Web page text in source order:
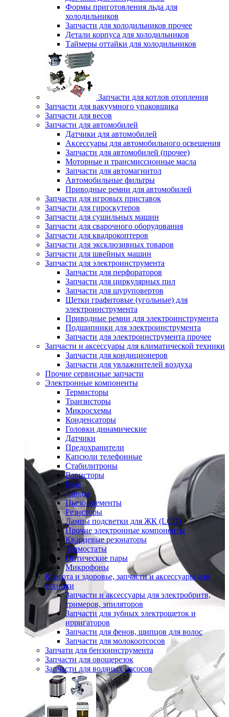
Формы приготовления льда для
холодильников
Запчасти для холодильников прочее
Детали корпуса для холодильников
Таймеры оттайки для холодильников
Запчасти для котлов отопления
Запчасти для вакуумного упаковщика
Запчасти для весов
Запчасти для автомобилей
Датчики для автомобилей
Аксессуары для автомобильного освещения
Запчасти для автомобилей (прочее)
Моторные и трансмиссионные масла
Запчасти для автомагнитол
Автомобильные фильтры
Приводные ремни для автомобилей
Запчасти для игровых приставок
Запчасти для гироскутеров
Запчасти для сушильных машин
Запчасти для сварочного оборудования
Запчасти для квадрокоптеров
Запчасти для эксклюзивных товаров
Запчасти для швейных машин
Запчасти для электроинструмента
Запчасти для перфораторов
Запчасти для циркулярных пил
Запчасти для шуруповертов
Щетки графитовые (угольные) для
электроинструмента
Приводные ремни для электроинструмента
Подшипники для электроинструмента
Запчасти для электроинструмента прочее
Запчасти и аксессуары для климатической техники
Запчасти для кондиционеров
Запчасти для увлажнителей воздуха
Прочие сервисные запчасти
Электронные компоненты
Термисторы
Транзисторы
Микросхемы
Конденсаторы
Головки динамические
Датчики
Предохранители
Капсюли телефонные
Стабилитроны
Варисторы
Реле
Диоды
Пьезо элементы
Резисторы
Лампы подсветки для ЖК (LCD)
Прочие электронные компоненты
Кварцевые резонаторы
Термостаты
Оптические пары
Микрофоны
Красота и здоровье, запчасти и аксессуары для
техники
Запчасти и аксессуары для электробритв,
тримеров, эпиляторов
Запчасти для зубных электрощеток и
ирригаторов
Запчасти для фенов, щипцов для волос
Запчасти для молокоотсосов
Запчати для бензоинструмента
Запчасти для овощерезок
Запчасти для водяных насосов